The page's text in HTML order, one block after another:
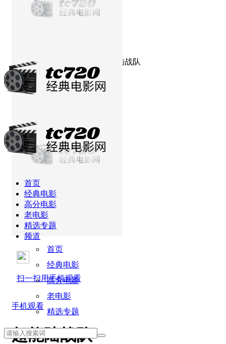
首页
经典电影
高分电影
老电影
精选专题
频道
首页
经典电影
高分电影
老电影
精选专题
当前位置： 超能陆战队
扫一扫用手机观看
手机观看
超能陆战队